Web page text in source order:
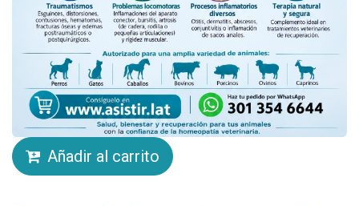
Añadir al carrito